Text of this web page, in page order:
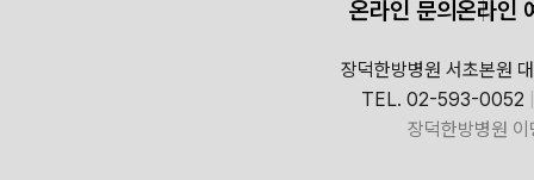
온라인 문의온라인
장덕한방병원 서초본원
TEL. 02-593-0052
장덕한방병원